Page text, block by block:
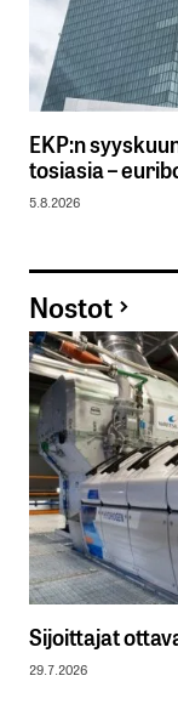
EKP:n
tosiasia –
5.8.2026
Nostot
Sijoittajat
29.7.2026